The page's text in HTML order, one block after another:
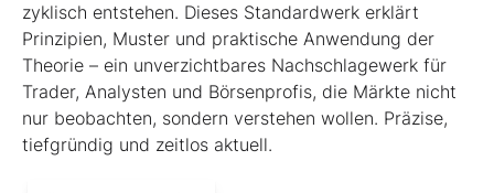
zyklisch entstehen. Dieses Standardwerk erklärt
Prinzipien, Muster und praktische Anwendung der
Theorie – ein unverzichtbares Nachschlagewerk für
Trader, Analysten und Börsenprofis, die Märkte nicht
nur beobachten, sondern verstehen wollen. Präzise,
tiefgründig und zeitlos aktuell.